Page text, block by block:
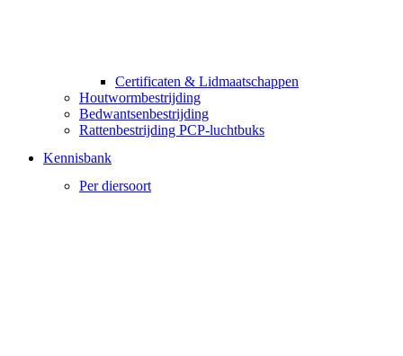
085 212 8877Certificaten & Lidmaatschappen
Houtwormbestrijding
Bedwantsenbestrijding
Rattenbestrijding PCP-luchtbuks
Kennisbank
Per diersoort